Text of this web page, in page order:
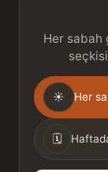
Her sabah
Gönderim
sıklığı
☀ Her
🗓